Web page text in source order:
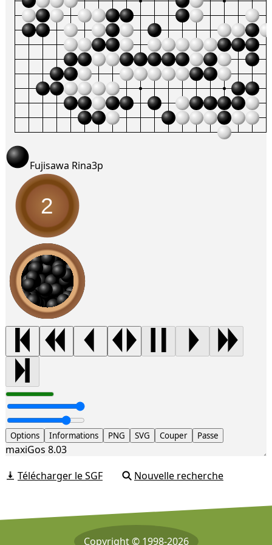
Fujisawa Rina3p
2
Options Informations PNG SVG Couper Passe
maxiGos 8.03
Télécharger le SGF
Nouvelle recherche
Copyright © 1998-2026